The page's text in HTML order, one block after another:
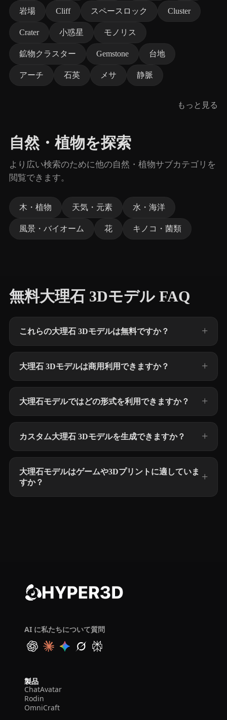
岩場 Cliff スペースロック Cluster
Crater 小惑星 モノリス
鉱物クラスター Gemstone 台地
アーチ 石英 メサ 静脈
もっと見る
自然・植物を探索
より広い検索のために他の自然・植物サブカテゴリを
閲覧できます。
木・植物 天気・元素 水・海洋
風景・バイオーム 花 キノコ・菌類
無料大理石 3Dモデル FAQ
これらの大理石 3Dモデルは無料ですか？
大理石 3Dモデルは商用利用できますか？
大理石モデルではどの形式を利用できますか？
カスタム大理石 3Dモデルを生成できますか？
大理石モデルはゲームや3Dプリントに適していま
すか？
AI に私たちについて質問
製品
ChatAvatar
Rodin
OmniCraft